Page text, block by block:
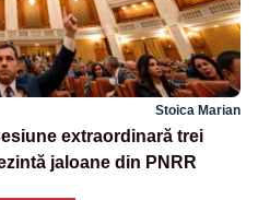
Stoica Marian
extraordinară trei
jaloane din PNRR